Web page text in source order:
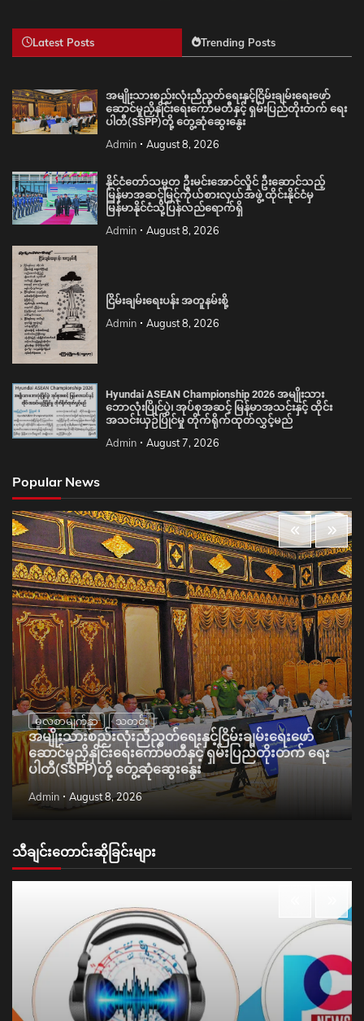
Latest Posts Trending Posts
အမျိုးသားစည်းလုံးညီညွတ်ရေးနှင့်ငြိမ်းချမ်းရေးဖော်
ဆောင်မှုညှိနှိုင်းရေးကော်မတီနှင့် ရှမ်းပြည်တိုးတက် ရေး
ပါတီ(SSPP)တို့ တွေ့ဆုံဆွေးနွေး
Admin August 8, 2026
နိုင်ငံတော်သမ္မတ ဦးမင်းအောင်လှိုင် ဦးဆောင်သည့်
မြန်မာအဆင့်မြင့်ကိုယ်စားလှယ်အဖွဲ့ ထိုင်းနိုင်ငံမှ
မြန်မာနိုင်ငံသို့ပြန်လည်ရောက်ရှိ
Admin August 8, 2026
ငြိမ်းချမ်းရေးပန်း အတူနမ်းစို့
Admin August 8, 2026
Hyundai ASEAN Championship 2026 အမျိုးသား
ဘောလုံးပြိုင်ပွဲ၊ အုပ်စုအဆင့် မြန်မာအသင်းနှင့် ထိုင်း
အသင်းယှဉ်ပြိုင်မှု တိုက်ရိုက်ထုတ်လွှင့်မည်
Admin August 7, 2026
Popular News
မူလစာမျက်နှာ သတင်း
အမျိုးသားစည်းလုံးညီညွတ်ရေးနှင့်ငြိမ်းချမ်းရေးဖော်
ဆောင်မှုညှိနှိုင်းရေးကော်မတီနှင့် ရှမ်းပြည်တိုးတက် ရေး
ပါတီ(SSPP)တို့ တွေ့ဆုံဆွေးနွေး
Admin August 8, 2026
သီချင်းတောင်းဆိုခြင်းများ